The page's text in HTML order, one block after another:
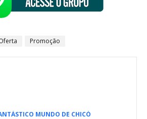
Promoção
MUNDO DE CHICÓ